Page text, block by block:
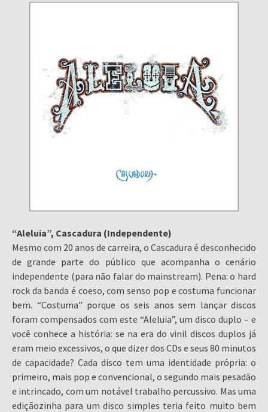
“Aleluia”, Cascadura (Independente)
Mesmo com 20 anos de carreira, o Cascadura é desconhecido
de grande parte do público que acompanha o cenário
independente (para não falar do mainstream). Pena: o hard
rock da banda é coeso, com senso pop e costuma funcionar
bem. “Costuma” porque os seis anos sem lançar discos
foram compensados com este “Aleluia”, um disco duplo – e
você conhece a história: se na era do vinil discos duplos já
eram meio excessivos, o que dizer dos CDs e seus 80 minutos
de capacidade? Cada disco tem uma identidade própria: o
primeiro, mais pop e convencional, o segundo mais pesadão
e intrincado, com um notável trabalho percussivo. Mas uma
ediçãozinha para um disco simples teria feito muito bem